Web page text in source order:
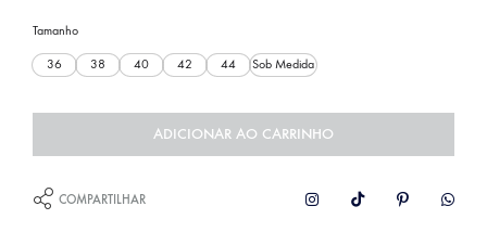
Tamanho
36 38 40 42 44 Sob Medida
ADICIONAR AO CARRINHO
COMPARTILHAR